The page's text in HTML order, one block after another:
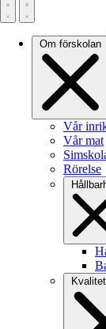
Om förskolan
Vår
Vår mat
Rörelse